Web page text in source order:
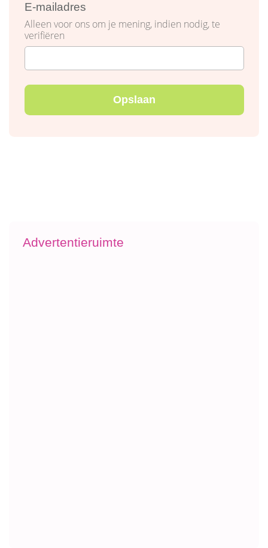
E-mailadres
Alleen voor ons om je mening, indien nodig, te
verifiëren
Advertentieruimte